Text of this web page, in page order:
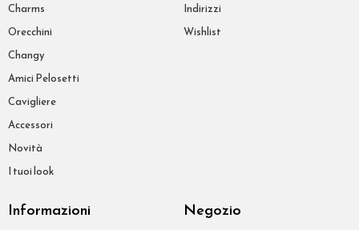
Charms
Orecchini
Changy
Amici Pelosetti
Cavigliere
Accessori
Novità
I tuoi look
Indirizzi
Wishlist
Informazioni Negozio